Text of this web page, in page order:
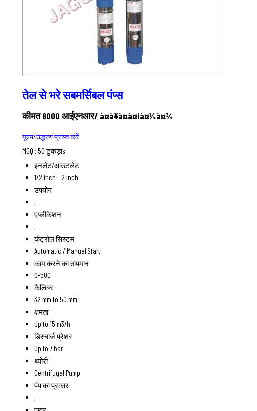
तेल से भरे सबमर्सिबल पंप्स
कीमत 8000 आईएनआर/ à¤à¥à¤à¤¡à¤¼à¤¾
मूल्य/उद्धरण प्राप्त करें
MOQ : 50 टुकड़ाs
इनलेट/आउटलेट
1/2 inch - 2 inch
उपयोग
,
एप्लीकेशन
,
कंट्रोल सिस्टम
Automatic / Manual Start
काम करने का तापमान
0-50C
कैलिबर
32 mm to 50 mm
क्षमता
Up to 15 m3/h
डिस्चार्ज प्रेशर
Up to 7 bar
थ्योरी
Centrifugal Pump
पंप का प्रकार
,